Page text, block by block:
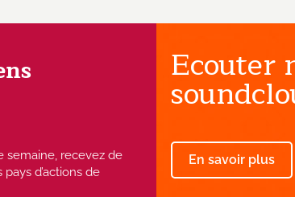
semaine, recevez de
d’actions de
Ecouter
En savoir plus